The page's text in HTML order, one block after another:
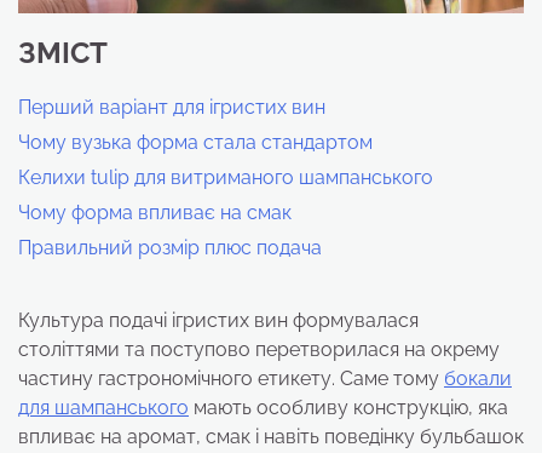
ЗМІСТ
Перший варіант для ігристих вин
Чому вузька форма стала стандартом
Келихи tulip для витриманого шампанського
Чому форма впливає на смак
Правильний розмір плюс подача
Культура подачі ігристих вин формувалася
століттями та поступово перетворилася на окрему
частину гастрономічного етикету. Саме тому бокали
для шампанського мають особливу конструкцію, яка
впливає на аромат, смак і навіть поведінку бульбашок